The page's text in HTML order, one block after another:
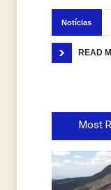
Notícias
READ
Most